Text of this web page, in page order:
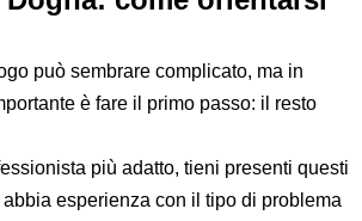
può sembrare complicato, ma in
è fare il primo passo: il resto
più adatto, tieni presenti questi
esperienza con il tipo di problema